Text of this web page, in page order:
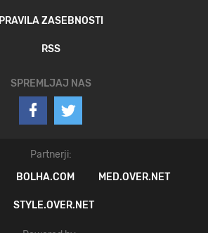
PRAVILA ZASEBNOSTI
RSS
SPREMLJAJ NAS
Partnerji:
BOLHA.COM MED.OVER.NET
STYLE.OVER.NET